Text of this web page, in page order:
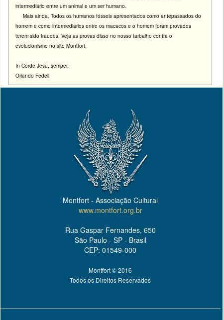
intermediário entre um animal e um ser humano.
Mais ainda. Todos os humanos fósseis apresentados como antepassados do
homem e como intermediários entre os macacos e o homem foram provados
terem sido fraudes. Veja as provas disso no nosso tarbalho contra o
evolucionismo no site Montfort.
In Corde Jesu, semper,
Orlando Fedeli
Montfort - Associação Cultural
www.montfort.org.br
Rua Gaspar Fernandes, 650
São Paulo - SP - Brasil
CEP: 01549-000
Montfort © 2016
Todos os Direitos Reservados